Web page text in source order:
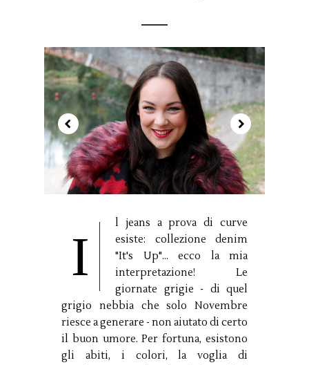
I
l jeans a prova di curve
esiste: collezione denim
"It's Up"... ecco la mia
interpretazione! Le
giornate grigie - di quel
grigio nebbia che solo Novembre
riesce a generare - non aiutato di certo
il buon umore. Per fortuna, esistono
gli abiti, i colori, la voglia di